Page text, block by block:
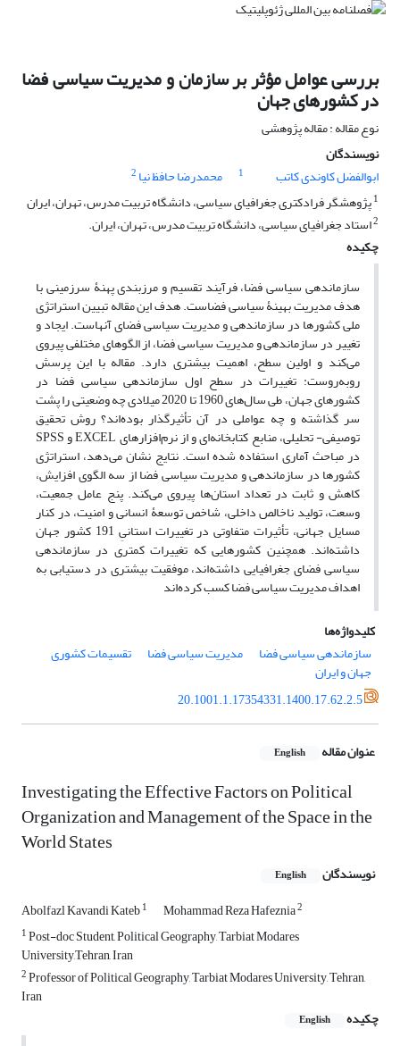
بررسی عوامل مؤثر بر سازمان و مدیریت سیاسی فضا
در کشورهای جهان
نوع مقاله : مقاله پژوهشی
نویسندگان
ابوالفضل کاوندی کاتب
1 محمدرضا حافظ نیا 2
1پژوهشگر فرادکتری جغرافیای سیاسی، دانشگاه تربیت مدرس، تهران، ایران
2استاد جغرافیای سیاسی، دانشگاه تربیت مدرس، تهران، ایران.
چکیده
سازماندهی سیاسی فضا، فرآیند تقسیم و مرزبندی پهنۀ سرزمینی با
هدف مدیریت بهینۀ سیاسی فضاست. هدف این مقاله تبیین استراتژی
ملی کشورها در سازماندهی و مدیریت سیاسی فضای آنهاست. ایجاد و
تغییر در سازماندهی و مدیریت سیاسی فضا، از الگوهای مختلفی پیروی
می‌کند و اولین سطح، اهمیت بیشتری دارد. مقاله با این پرسش
روبه‌روست: تغییرات در سطح اول سازماندهی سیاسی فضا در
کشورهای جهان، طی سال‌های 1960 تا 2020 میلادی چه وضعیتی را پشت
سر گذاشته و چه عواملی در آن تأثیرگذار بوده‌اند؟ روش تحقیق
توصیفی- تحلیلی، منابع کتابخانه‌ای و از نرم‌افزارهای EXCEL و SPSS
در مباحث آماری استفاده شده است. نتایج نشان می‌دهد، استراتژی
کشورها در سازماندهی و مدیریت سیاسی فضا از سه الگوی افزایش،
کاهش و ثابت در تعداد استان‌ها پیروی می‌کند. پنج عامل جمعیت،
وسعت، تولید ناخالص داخلی، شاخص توسعۀ انسانی و امنیت، در کنار
مسایل جهانی، تأثیرات متفاوتی در تغییرات استانیِ 191 کشور جهان
داشته‌اند. همچنین کشورهایی که تغییرات کمتری در سازماندهی
سیاسی فضای جغرافیایی داشته‌اند، موفقیت بیشتری در دستیابی به
اهداف مدیریت سیاسی فضا کسب کرده‌اند
کلیدواژه‌ها
سازماندهی سیاسی فضا
مدیریت سیاسی فضا تقسیمات کشوری
جهان و ایران
20.1001.1.17354331.1400.17.62.2.5
عنوان مقاله English
Investigating the Effective Factors on Political
Organization and Management of the Space in the
World States
نویسندگان English
Abolfazl Kavandi Kateb1 Mohammad Reza Hafeznia2
1Post-doc Student, Political Geography, Tarbiat Modares
University,Tehran, Iran
2Professor of Political Geography, Tarbiat Modares University, Tehran,
Iran
چکیده
English